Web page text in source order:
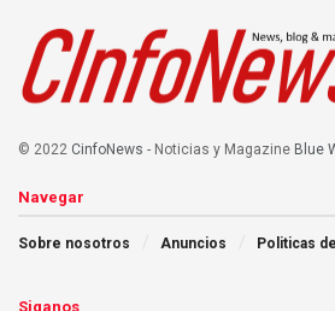
© 2022 CinfoNews - Noticias y Magazine Blue
Navegar
Sobre nosotros Anuncios Politicas
Siganos